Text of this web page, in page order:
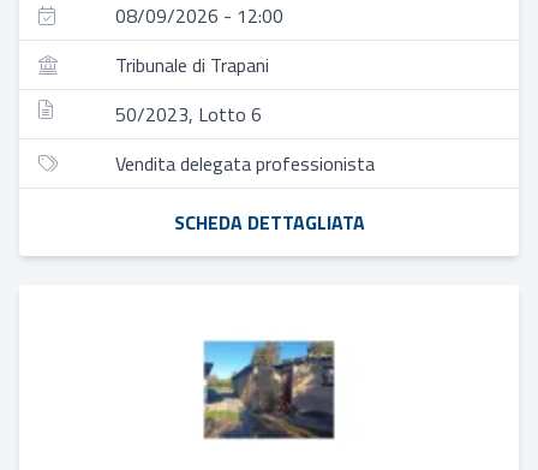
08/09/2026 - 12:00
Tribunale di Trapani
50/2023, Lotto 6
Vendita delegata professionista
SCHEDA DETTAGLIATA